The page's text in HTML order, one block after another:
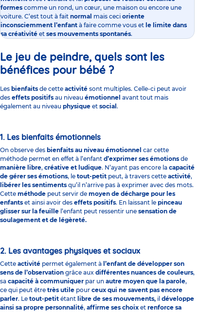
formes comme un rond, un cœur, une maison ou encore une
voiture. C’est tout à fait normal mais ceci oriente
inconsciemment l’enfant à faire comme vous et le limite dans
sa créativité et ses mouvements spontanés.
Le jeu de peindre, quels sont les
bénéfices pour bébé ?
Les bienfaits de cette activité sont multiples. Celle-ci peut avoir
des effets positifs au niveau émotionnel avant tout mais
également au niveau physique et social .
1. Les bienfaits émotionnels
On observe des bienfaits au niveau émotionnel car cette
méthode permet en effet à l’enfant d’exprimer ses émotions de
manière libre, créative et ludique. N’ayant pas encore la capacité
de gérer ses émotions, le tout-petit peut, à travers cette activité,
libérer les sentiments qu’il n’arrive pas à exprimer avec des mots.
Cette méthode peut servir de moyen de décharge pour les
enfants et ainsi avoir des effets positifs. En laissant le pinceau
glisser sur la feuille l’enfant peut ressentir une sensation de
soulagement et de légèreté.
2. Les avantages physiques et sociaux
Cette activité permet également à l’enfant de développer son
sens de l’observation grâce aux différentes nuances de couleurs,
sa capacité à communiquer par un autre moyen que la parole,
ce qui peut être très utile pour ceux qui ne savent pas encore
parler. Le tout-petit étant libre de ses mouvements, il développe
ainsi sa propre personnalité, affirme ses choix et renforce sa